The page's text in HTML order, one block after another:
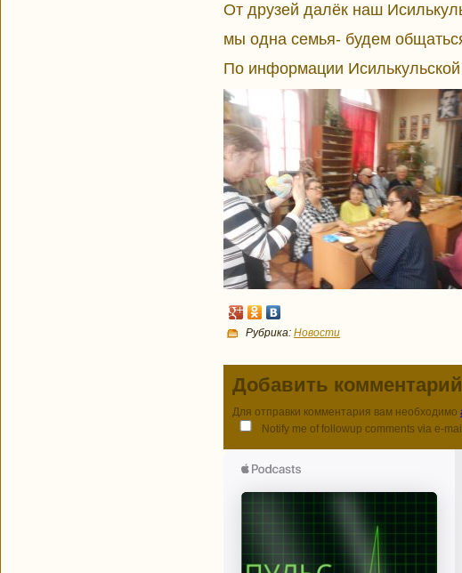
От друзей далёк наш
мы одна семья- будем
По информации
Рубрика: Новости
Добавить комментарий
Для отправки комментария вам необходимо
Notify me of followup comments via e-